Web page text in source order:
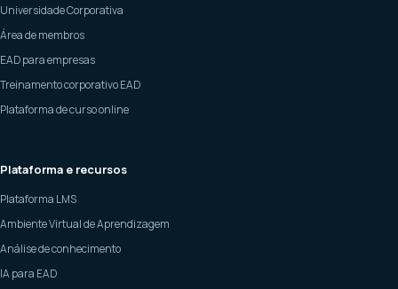
Universidade Corporativa
Área de membros
EAD para empresas
Treinamento corporativo EAD
Plataforma de curso online
Plataforma e recursos
Plataforma LMS
Ambiente Virtual de Aprendizagem
Análise de conhecimento
IA para EAD